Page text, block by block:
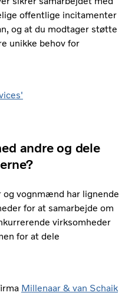
offentlige incitamenter
og at du modtager støtte
unikke behov for
andre og dele
vognmænd har lignende
for at samarbejde om
virksomheder
for at dele
Millenaar & van Schaik